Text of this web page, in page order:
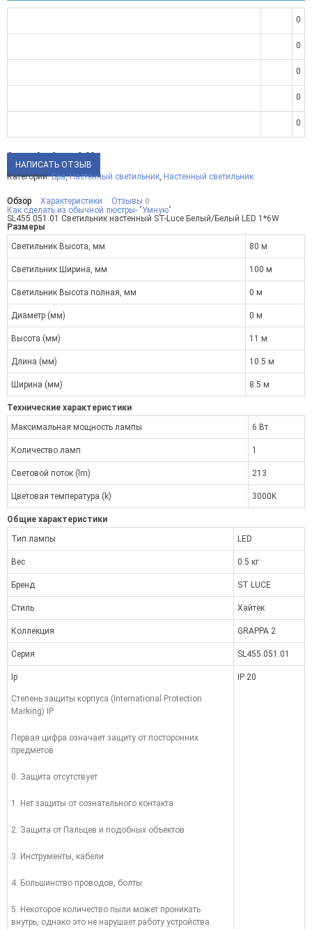
0
0
0
0
0
Средний рейтинг:0.00
НАПИСАТЬ ОТЗЫВ
Категории:Бра,Настенный светильник, Настенный светильник
Обзор Характеристики Отзывы 0
Как сделать из обычной люстры- "Умную"
SL455.051.01 Светильник настенный ST-Luce Белый/Белый LED 1*6W
Размеры
Светильник Высота, мм
80 м
Светильник Ширина, мм 100 м
Светильник Высота полная, мм 0 м
Диаметр (мм) 0 м
Высота (мм) 11 м
Длина (мм) 10.5 м
Ширина (мм) 8.5 м
Технические характеристики
Максимальная мощность лампы
6 Вт
Количество ламп 1
Световой поток (lm) 213
Цветовая температура (k) 3000K
Общие характеристики
Тип лампы
LED
Вес 0.5 кг
Бренд ST LUCE
Стиль Хайтек
Коллекция GRAPPA 2
Серия SL455.051.01
Ip
Степень защиты корпуса (International Protection
Marking) IP
Первая цифра означает защиту от посторонних
предметов
0. Защита отсутствует
1. Нет защиты от сознательного контакта
2. Защита от Пальцев и подобных объектов
3. Инструменты, кабели
4. Большинство проводов, болты
5. Некоторое количество пыли может проникать
внутрь, однако это не нарушает работу устройства.
IP 20